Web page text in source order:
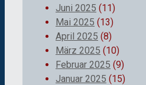
Juni 2025 (11)
Mai 2025 (13)
April 2025 (8)
März 2025 (10)
Februar 2025 (9)
Januar 2025 (15)